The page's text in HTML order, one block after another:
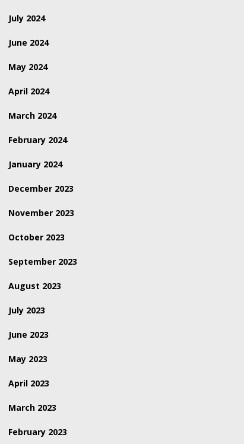
July 2024
June 2024
May 2024
April 2024
March 2024
February 2024
January 2024
December 2023
November 2023
October 2023
September 2023
August 2023
July 2023
June 2023
May 2023
April 2023
March 2023
February 2023